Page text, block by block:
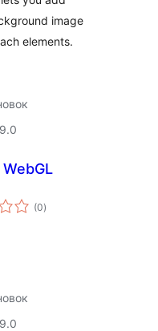
image
elements.
(0общий
рейтинг
)